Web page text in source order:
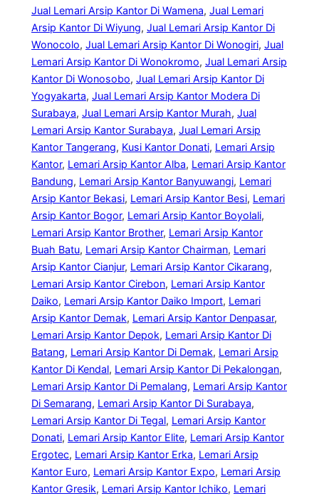
Jual Lemari Arsip Kantor Di Wamena, Jual Lemari
Arsip Kantor Di Wiyung, Jual Lemari Arsip Kantor Di
Wonocolo, Jual Lemari Arsip Kantor Di Wonogiri, Jual
Lemari Arsip Kantor Di Wonokromo, Jual Lemari Arsip
Kantor Di Wonosobo, Jual Lemari Arsip Kantor Di
Yogyakarta, Jual Lemari Arsip Kantor Modera Di
Surabaya, Jual Lemari Arsip Kantor Murah, Jual
Lemari Arsip Kantor Surabaya, Jual Lemari Arsip
Kantor Tangerang, Kusi Kantor Donati, Lemari Arsip
Kantor, Lemari Arsip Kantor Alba, Lemari Arsip Kantor
Bandung, Lemari Arsip Kantor Banyuwangi, Lemari
Arsip Kantor Bekasi, Lemari Arsip Kantor Besi, Lemari
Arsip Kantor Bogor, Lemari Arsip Kantor Boyolali
Lemari Arsip Kantor Brother, Lemari Arsip Kantor
Buah Batu, Lemari Arsip Kantor Chairman, Lemari
Arsip Kantor Cianjur, Lemari Arsip Kantor Cikarang
Lemari Arsip Kantor Cirebon, Lemari Arsip Kantor
Daiko, Lemari Arsip Kantor Daiko Import, Lemari
Arsip Kantor Demak, Lemari Arsip Kantor Denpasar
Lemari Arsip Kantor Depok, Lemari Arsip Kantor Di
Batang, Lemari Arsip Kantor Di Demak, Lemari Arsip
Kantor Di Kendal, Lemari Arsip Kantor Di Pekalongan
Lemari Arsip Kantor Di Pemalang, Lemari Arsip Kantor
Di Semarang, Lemari Arsip Kantor Di Surabaya
Lemari Arsip Kantor Di Tegal, Lemari Arsip Kantor
Donati, Lemari Arsip Kantor Elite, Lemari Arsip Kantor
Ergotec, Lemari Arsip Kantor Erka, Lemari Arsip
Kantor Euro, Lemari Arsip Kantor Expo, Lemari Arsip
Kantor Gresik, Lemari Arsip Kantor Ichiko, Lemari